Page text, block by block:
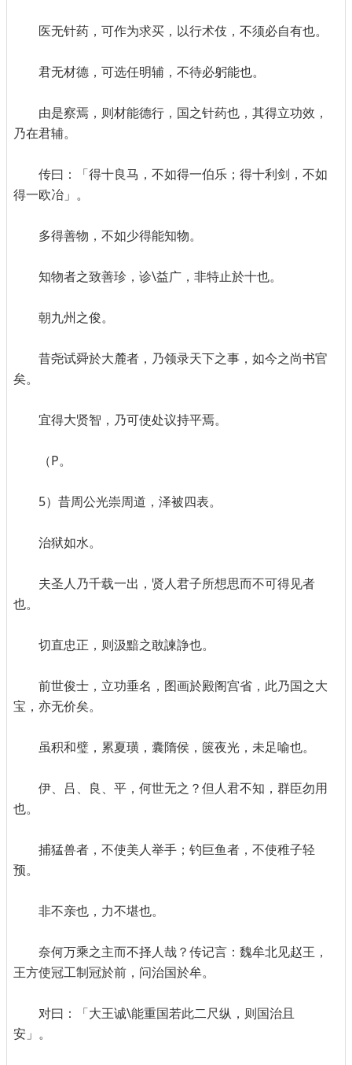
医无针药，可作为求买，以行术伎，不须必自有也。
君无材德，可选任明辅，不待必躬能也。
由是察焉，则材能德行，国之针药也，其得立功效，
乃在君辅。
传曰：「得十良马，不如得一伯乐；得十利剑，不如
得一欧冶」。
多得善物，不如少得能知物。
知物者之致善珍，诊\益广，非特止於十也。
朝九州之俊。
昔尧试舜於大麓者，乃领录天下之事，如今之尚书官
矣。
宜得大贤智，乃可使处议持平焉。
（P。
5）昔周公光崇周道，泽被四表。
治狱如水。
夫圣人乃千载一出，贤人君子所想思而不可得见者
也。
切直忠正，则汲黯之敢諫諍也。
前世俊士，立功垂名，图画於殿阁宫省，此乃国之大
宝，亦无价矣。
虽积和璧，累夏璜，囊隋侯，篋夜光，未足喻也。
伊、吕、良、平，何世无之？但人君不知，群臣勿用
也。
捕猛兽者，不使美人举手；钓巨鱼者，不使稚子轻
预。
非不亲也，力不堪也。
奈何万乘之主而不择人哉？传记言：魏牟北见赵王，
王方使冠工制冠於前，问治国於牟。
对曰：「大王诚\能重国若此二尺纵，则国治且
安」。